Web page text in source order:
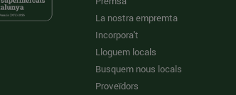
La nostra empremta
Incorpora't
Lloguem locals
Busquem nous locals
Proveïdors